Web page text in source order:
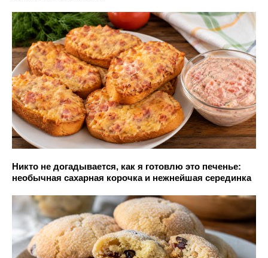
Никто не догадывается, как я готовлю это печенье:
необычная сахарная корочка и нежнейшая серединка